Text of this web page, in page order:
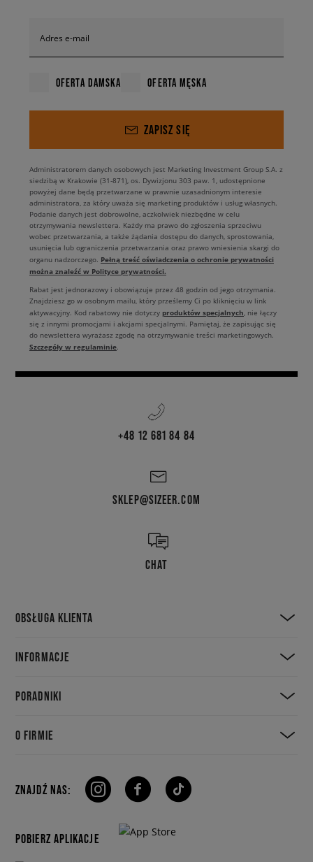
Adres e-mail
OFERTA DAMSKA OFERTA MĘSKA
ZAPISZ SIĘ
Administratorem danych osobowych jest Marketing Investment Group S.A. z
siedzibą w Krakowie (31-871), os. Dywizjonu 303 paw. 1, udostępnione
powyżej dane będą przetwarzane w prawnie uzasadnionym interesie
administratora, za który uważa się marketing produktów i usług własnych.
Podanie danych jest dobrowolne, aczkolwiek niezbędne w celu
otrzymywania newslettera. Każdy ma prawo do zgłoszenia sprzeciwu
wobec przetwarzania, a także żądania dostępu do danych, sprostowania,
usunięcia lub ograniczenia przetwarzania oraz prawo wniesienia skargi do
organu nadzorczego. Pełną treść oświadczenia o ochronie prywatności
można znaleźć w Polityce prywatności.
Rabat jest jednorazowy i obowiązuje przez 48 godzin od jego otrzymania.
Znajdziesz go w osobnym mailu, który prześlemy Ci po kliknięciu w link
aktywacyjny. Kod rabatowy nie dotyczy produktów specjalnych, nie łączy
się z innymi promocjami i akcjami specjalnymi. Pamiętaj, że zapisując się
do newslettera wyrażasz zgodę na otrzymywanie treści marketingowych.
Szczegóły w regulaminie.
+48 12 681 84 84
SKLEP@SIZEER.COM
CHAT
OBSŁUGA KLIENTA
INFORMACJE
PORADNIKI
O FIRMIE
ZNAJDŹ NAS:
POBIERZ APLIKACJE